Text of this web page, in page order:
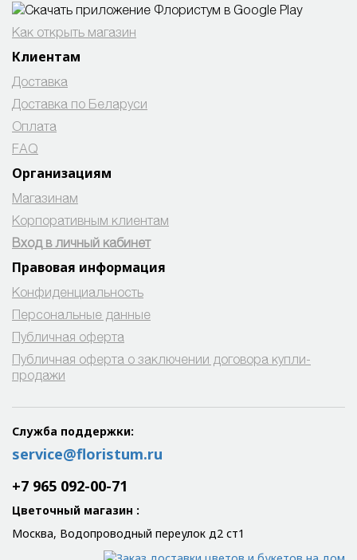
Как открыть магазин
Клиентам
Доставка
Доставка по Беларуси
Оплата
FAQ
Организациям
Магазинам
Корпоративным клиентам
Вход в личный кабинет
Правовая информация
Конфиденциальность
Персональные данные
Публичная оферта
Публичная оферта о заключении договора купли-
продажи
Служба поддержки:
service@floristum.ru
+7 965 092-00-71
Цветочный магазин :
Москва, Водопроводный переулок д2 ст1